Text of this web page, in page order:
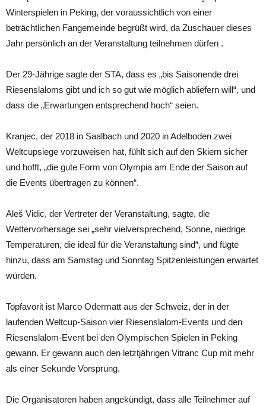
Winterspielen in Peking, der voraussichtlich von einer
beträchtlichen Fangemeinde begrüßt wird, da Zuschauer dieses
Jahr persönlich an der Veranstaltung teilnehmen dürfen .
Der 29-Jährige sagte der STA, dass es „bis Saisonende drei
Riesenslaloms gibt und ich so gut wie möglich abliefern will“, und
dass die „Erwartungen entsprechend hoch“ seien.
Kranjec, der 2018 in Saalbach und 2020 in Adelboden zwei
Weltcupsiege vorzuweisen hat, fühlt sich auf den Skiern sicher
und hofft, „die gute Form von Olympia am Ende der Saison auf
die Events übertragen zu können“.
Aleš Vidic, der Vertreter der Veranstaltung, sagte, die
Wettervorhersage sei „sehr vielversprechend, Sonne, niedrige
Temperaturen, die ideal für die Veranstaltung sind“, und fügte
hinzu, dass am Samstag und Sonntag Spitzenleistungen erwartet
würden.
Topfavorit ist Marco Odermatt aus der Schweiz, der in der
laufenden Weltcup-Saison vier Riesenslalom-Events und den
Riesenslalom-Event bei den Olympischen Spielen in Peking
gewann. Er gewann auch den letztjährigen Vitranc Cup mit mehr
als einer Sekunde Vorsprung.
Die Organisatoren haben angekündigt, dass alle Teilnehmer auf